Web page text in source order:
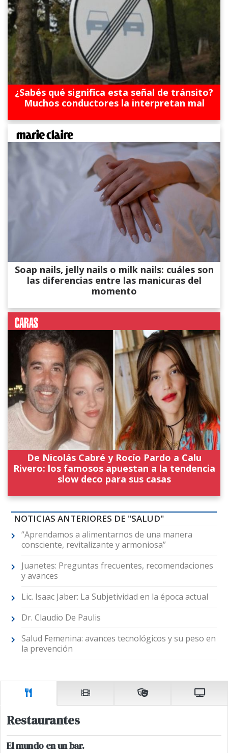
¿Sabés qué significa esta señal de tránsito?
Muchos conductores la interpretan mal
Soap nails, jelly nails o milk nails: cuáles son
las diferencias entre las manicuras del
momento
De Nicolás Cabré y Rocío Pardo a Calu
Rivero: los famosos apuestan a la tendencia
slow deco para sus casas
NOTICIAS ANTERIORES DE "SALUD"
“Aprendamos a alimentarnos de una manera
consciente, revitalizante y armoniosa”
Juanetes: Preguntas frecuentes, recomendaciones
y avances
Lic. Isaac Jaber: La Subjetividad en la época actual
Dr. Claudio De Paulis
Salud Femenina: avances tecnológicos y su peso en
la prevención
Restaurantes
El mundo en un bar.